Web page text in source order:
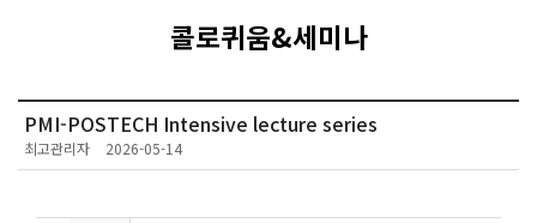
콜로퀴움&세미나
PMI-POSTECH Intensive lecture series
최고관리자 2026-05-14